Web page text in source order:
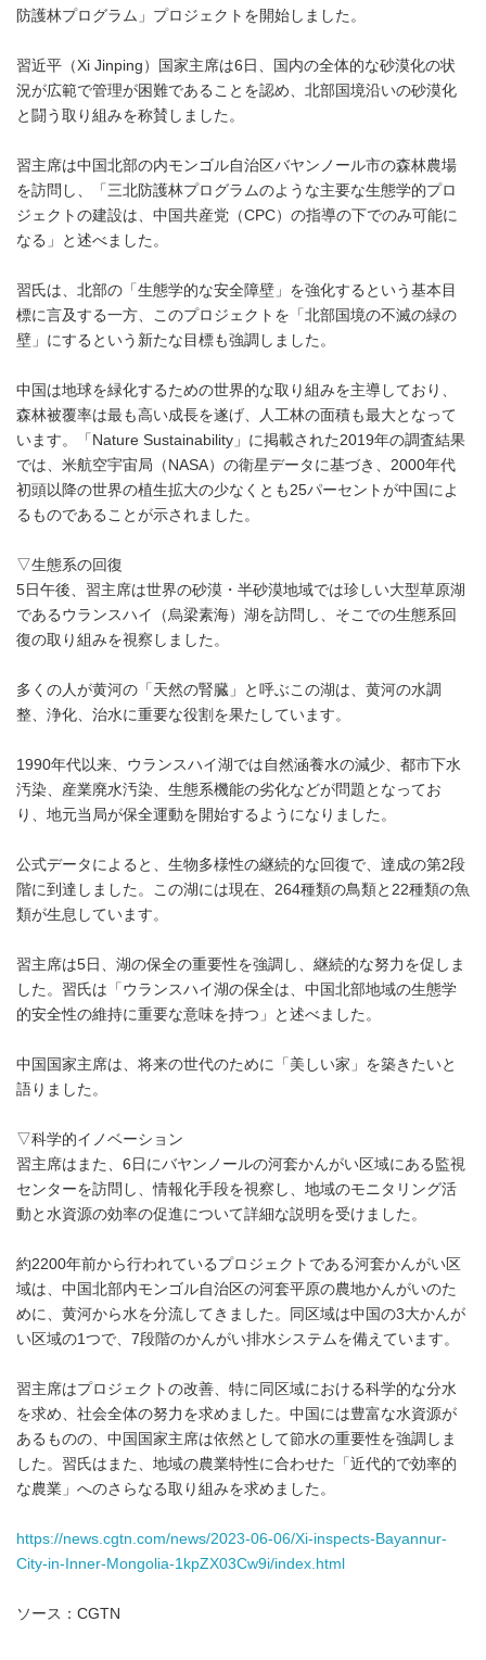
防護林プログラム」プロジェクトを開始しました。
習近平（Xi Jinping）国家主席は6日、国内の全体的な砂漠化の状
況が広範で管理が困難であることを認め、北部国境沿いの砂漠化
と闘う取り組みを称賛しました。
習主席は中国北部の内モンゴル自治区バヤンノール市の森林農場
を訪問し、「三北防護林プログラムのような主要な生態学的プロ
ジェクトの建設は、中国共産党（CPC）の指導の下でのみ可能に
なる」と述べました。
習氏は、北部の「生態学的な安全障壁」を強化するという基本目
標に言及する一方、このプロジェクトを「北部国境の不滅の緑の
壁」にするという新たな目標も強調しました。
中国は地球を緑化するための世界的な取り組みを主導しており、
森林被覆率は最も高い成長を遂げ、人工林の面積も最大となって
います。「Nature Sustainability」に掲載された2019年の調査結果
では、米航空宇宙局（NASA）の衛星データに基づき、2000年代
初頭以降の世界の植生拡大の少なくとも25パーセントが中国によ
るものであることが示されました。
▽生態系の回復
5日午後、習主席は世界の砂漠・半砂漠地域では珍しい大型草原湖
であるウランスハイ（烏梁素海）湖を訪問し、そこでの生態系回
復の取り組みを視察しました。
多くの人が黄河の「天然の腎臓」と呼ぶこの湖は、黄河の水調
整、浄化、治水に重要な役割を果たしています。
1990年代以来、ウランスハイ湖では自然涵養水の減少、都市下水
汚染、産業廃水汚染、生態系機能の劣化などが問題となってお
り、地元当局が保全運動を開始するようになりました。
公式データによると、生物多様性の継続的な回復で、達成の第2段
階に到達しました。この湖には現在、264種類の鳥類と22種類の魚
類が生息しています。
習主席は5日、湖の保全の重要性を強調し、継続的な努力を促しま
した。習氏は「ウランスハイ湖の保全は、中国北部地域の生態学
的安全性の維持に重要な意味を持つ」と述べました。
中国国家主席は、将来の世代のために「美しい家」を築きたいと
語りました。
▽科学的イノベーション
習主席はまた、6日にバヤンノールの河套かんがい区域にある監視
センターを訪問し、情報化手段を視察し、地域のモニタリング活
動と水資源の効率の促進について詳細な説明を受けました。
約2200年前から行われているプロジェクトである河套かんがい区
域は、中国北部内モンゴル自治区の河套平原の農地かんがいのた
めに、黄河から水を分流してきました。同区域は中国の3大かんが
い区域の1つで、7段階のかんがい排水システムを備えています。
習主席はプロジェクトの改善、特に同区域における科学的な分水
を求め、社会全体の努力を求めました。中国には豊富な水資源が
あるものの、中国国家主席は依然として節水の重要性を強調しま
した。習氏はまた、地域の農業特性に合わせた「近代的で効率的
な農業」へのさらなる取り組みを求めました。
https://news.cgtn.com/news/2023-06-06/Xi-inspects-Bayannur-
City-in-Inner-Mongolia-1kpZX03Cw9i/index.html
ソース：CGTN